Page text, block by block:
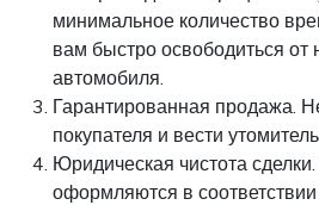
минимальное количество
вам быстро освободиться от
автомобиля.
Гарантированная продажа.
покупателя и вести
Юридическая чистота
оформляются в соответствии